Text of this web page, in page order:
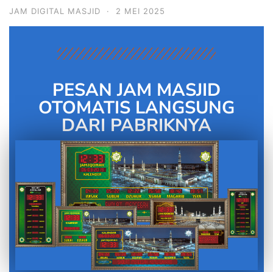
JAM DIGITAL MASJID · 2 MEI 2025
PESAN JAM MASJID
OTOMATIS LANGSUNG
DARI PABRIKNYA